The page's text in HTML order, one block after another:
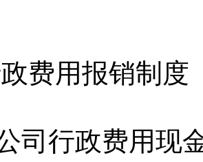
用报销制度
政费用现金